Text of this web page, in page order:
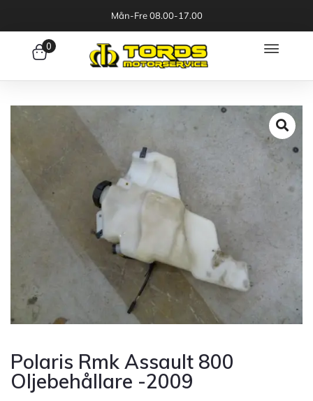
Mån-Fre 08.00-17.00
0
Polaris Rmk Assault 800
Oljebehållare -2009